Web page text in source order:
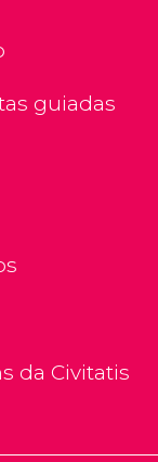
guiadas
da Civitatis